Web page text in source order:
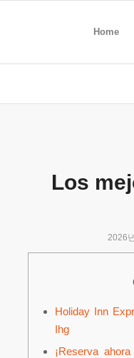
Home
Los
2026
Holiday Inn
Ihg
¡Reserva